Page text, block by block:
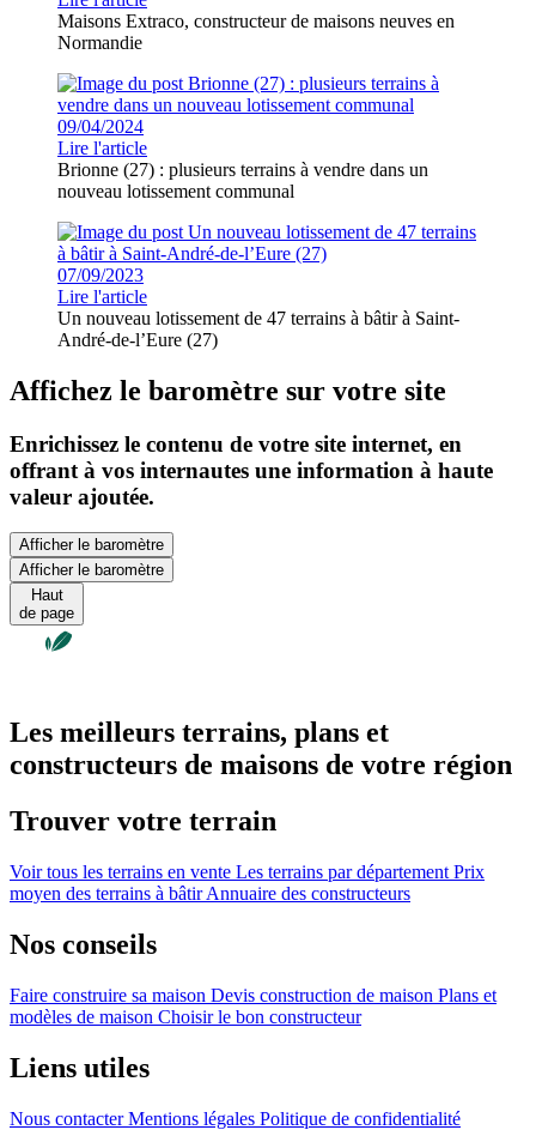
Maisons Extraco, constructeur de maisons neuves en
Normandie
09/04/2024
Lire l'article
Brionne (27) : plusieurs terrains à vendre dans un
nouveau lotissement communal
07/09/2023
Lire l'article
Un nouveau lotissement de 47 terrains à bâtir à Saint-
André-de-l’Eure (27)
Affichez le baromètre sur votre site
Enrichissez le contenu de votre site internet, en
offrant à vos internautes une information à haute
valeur ajoutée.
Afficher le baromètre
Afficher le baromètre
Haut
de page
Les meilleurs terrains, plans et
constructeurs de maisons de votre région
Trouver votre terrain
Voir tous les terrains en vente Les terrains par département Prix
moyen des terrains à bâtirAnnuaire des constructeurs
Nos conseils
Faire construire sa maison Devis construction de maison Plans et
modèles de maison Choisir le bon constructeur
Liens utiles
Nous contacterMentions légales Politique de confidentialité